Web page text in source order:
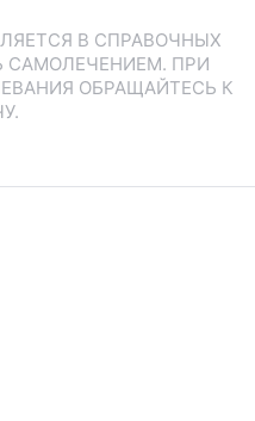
В СПРАВОЧНЫХ
САМОЛЕЧЕНИЕМ. ПРИ
ОБРАЩАЙТЕСЬ К